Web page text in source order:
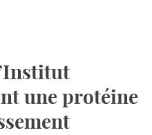
une protéine